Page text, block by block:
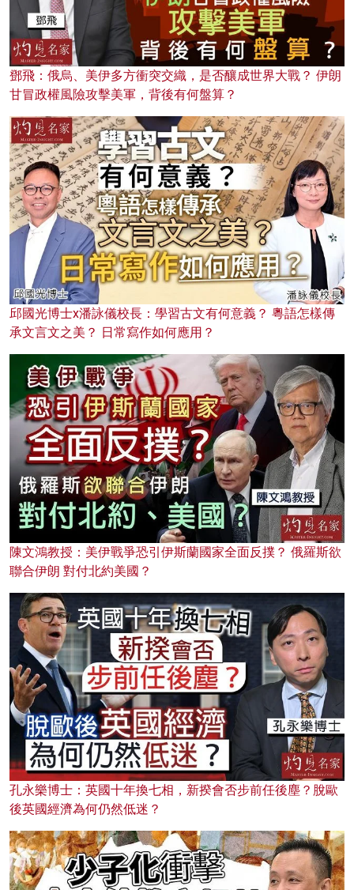
鄧飛：俄烏、美伊多方衝突交織，是否釀成世界大戰？ 伊朗
甘冒政權風險攻擊美軍，背後有何盤算？
邱國光博士x潘詠儀校長：學習古文有何意義？ 粵語怎樣傳
承文言文之美？ 日常寫作如何應用？
陳文鴻教授：美伊戰爭恐引伊斯蘭國家全面反撲？ 俄羅斯欲
聯合伊朗 對付北約美國？
孔永樂博士：英國十年換七相，新揆會否步前任後塵？脫歐
後英國經濟為何仍然低迷？